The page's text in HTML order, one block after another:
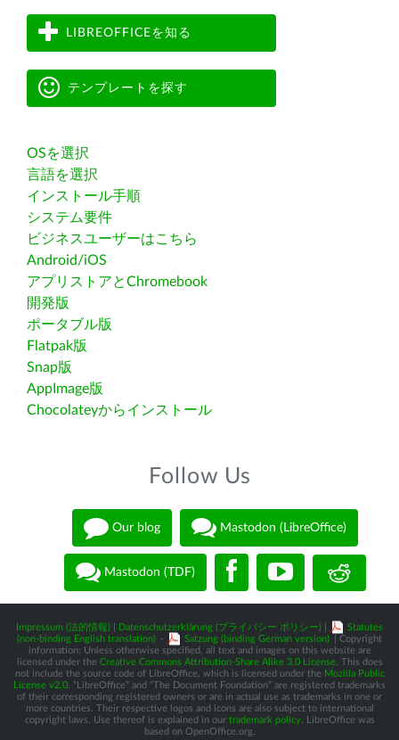
LIBREOFFICEを知る
テンプレートを探す
OSを選択
言語を選択
インストール手順
システム要件
ビジネスユーザーはこちら
Android/iOS
アプリストアとChromebook
開発版
ポータブル版
Flatpak版
Snap版
AppImage版
Chocolateyからインストール
Follow Us
Our blog Mastodon (LibreOffice)
Mastodon (TDF)
Impressum (法的情報) Datenschutzerklärung (プライバシー ポリシー)
Statutes
(non-binding English translation) - Satzung (binding German version)
| Copyright
information: Unless otherwise specified, all text and images on this website are
licensed under the Creative Commons Attribution-Share Alike 3.0 License. This does
not include the source code of LibreOffice, which is licensed under the Mozilla Public
License v2.0 . “LibreOffice” and “The Document Foundation” are registered trademarks
of their corresponding registered owners or are in actual use as trademarks in one or
more countries. Their respective logos and icons are also subject to international
copyright laws. Use thereof is explained in our trademark policy. LibreOffice was
based on OpenOffice.org.